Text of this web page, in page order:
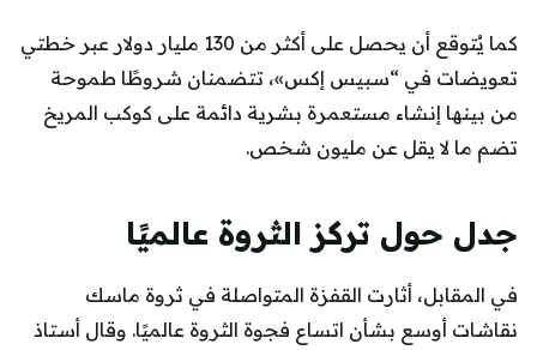
كما يُتوقع أن يحصل على أكثر من 130 مليار دولار عبر خطتي
تعويضات في “سبيس إكس»، تتضمنان شروطًا طموحة
من بينها إنشاء مستعمرة بشرية دائمة على كوكب المريخ
تضم ما لا يقل عن مليون شخص.
جدل حول تركز الثروة عالميًا
في المقابل، أثارت القفزة المتواصلة في ثروة ماسك
نقاشات أوسع بشأن اتساع فجوة الثروة عالميًا. وقال أستاذ